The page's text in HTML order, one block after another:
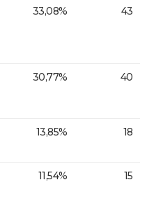
33,08% 43
30,77% 40
13,85% 18
11,54% 15